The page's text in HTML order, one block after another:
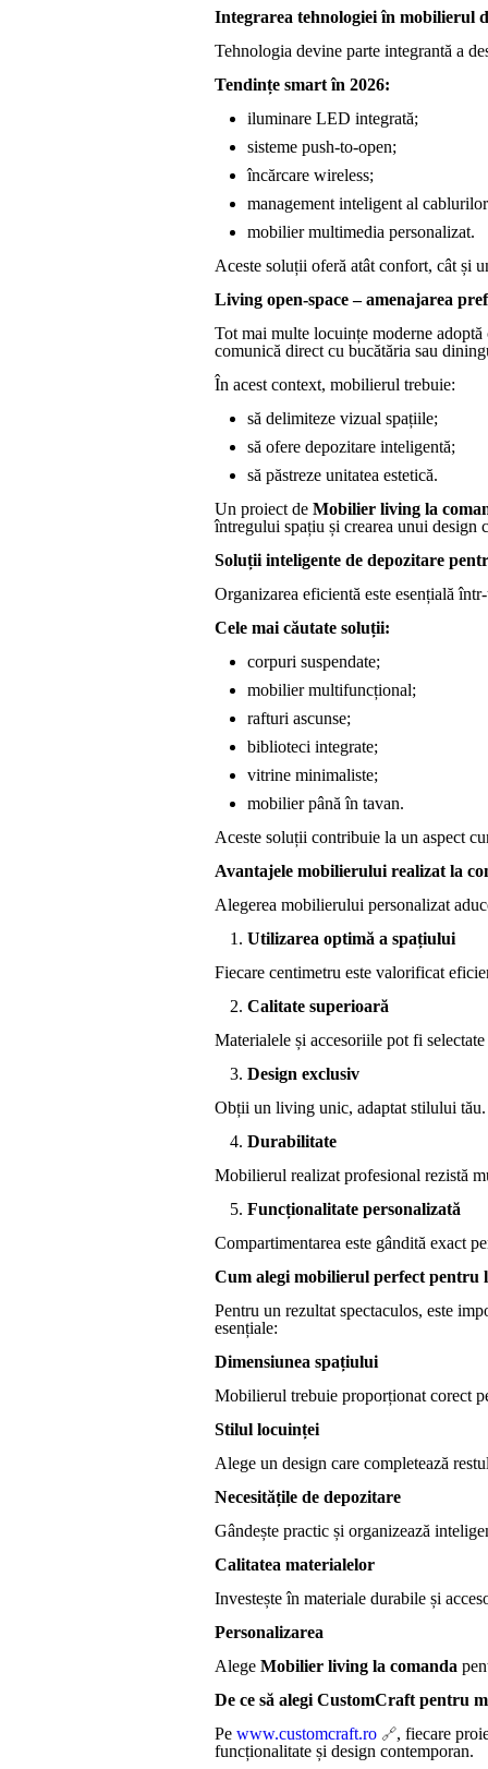
Integrarea tehnologiei în mobilierul
Tehnologia devine parte integrantă a
Tendințe smart în 2026:
iluminare LED integrată;
sisteme push-to-open;
încărcare wireless;
management inteligent al
mobilier multimedia personalizat.
Aceste soluții oferă atât confort, cât și
Living open-space – amenajarea
Tot mai multe locuințe moderne
comunică direct cu bucătăria sau
În acest context, mobilierul trebuie:
să delimiteze vizual spațiile;
să ofere depozitare inteligentă;
să păstreze unitatea estetică.
Un proiect de Mobilier living la
întregului spațiu și crearea unui design
Soluții inteligente de depozitare
Organizarea eficientă este esențială
Cele mai căutate soluții:
corpuri suspendate;
mobilier multifuncțional;
rafturi ascunse;
biblioteci integrate;
vitrine minimaliste;
mobilier până în tavan.
Aceste soluții contribuie la un aspect
Avantajele mobilierului realizat la
Alegerea mobilierului personalizat
Utilizarea optimă a spațiului
Fiecare centimetru este valorificat
Calitate superioară
Materialele și accesoriile pot fi
Design exclusiv
Obții un living unic, adaptat stilului tău.
Durabilitate
Mobilierul realizat profesional rezistă
Funcționalitate personalizată
Compartimentarea este gândită exact
Cum alegi mobilierul perfect pentru
Pentru un rezultat spectaculos, este
esențiale:
Dimensiunea spațiului
Mobilierul trebuie proporționat corect
Stilul locuinței
Alege un design care completează
Necesitățile de depozitare
Gândește practic și organizează
Calitatea materialelor
Investește în materiale durabile și
Personalizarea
Alege Mobilier living la comanda
De ce să alegi CustomCraft pentru
Pe www.customcraft.ro
, fiecare
funcționalitate și design contemporan.